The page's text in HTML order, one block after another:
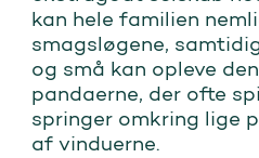
kan hele familien
smagsløgene,
og små kan opleve
pandaerne, der ofte
springer omkring lige
af vinduerne.